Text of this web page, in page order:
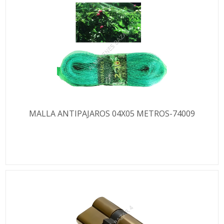
MALLA ANTIPAJAROS 04X05 METROS-74009